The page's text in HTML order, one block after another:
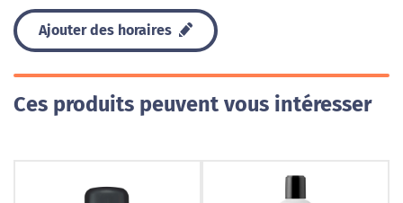
Ajouter des horaires
Ces produits peuvent vous intéresser